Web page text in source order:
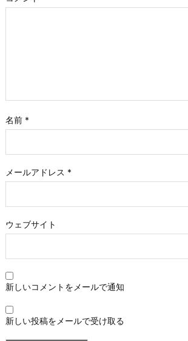
名前 *
メールアドレス *
ウェブサイト
新しいコメントをメールで通知
新しい投稿をメールで受け取る